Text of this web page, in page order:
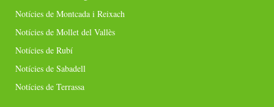
Notícies de Montcada i Reixach
Notícies de Mollet del Vallès
Notícies de Rubí
Notícies de Sabadell
Notícies de Terrassa